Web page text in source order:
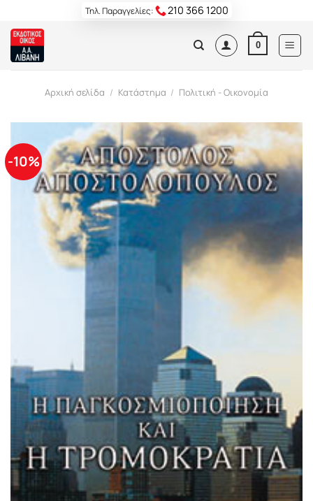
content
Τηλ. Παραγγελίες: 210 366 1200
0
Αρχική σελίδα / Κατάστημα / Πολιτική - Οικονομία
-10%